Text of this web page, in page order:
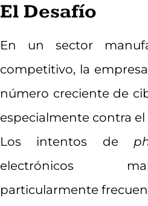
El Desafío
En un sector
competitivo, la
número creciente de
especialmente contra
Los intentos de
electrónicos
particularmente